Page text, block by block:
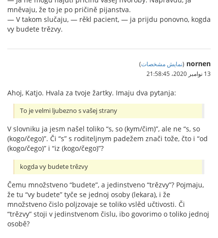
mněvaju, že to je po pričině pijanstva.
— V takom slučaju, — rěkl pacient, — ja prijdu ponovno, kogda
vy budete trězvy.
nornen
(نمایش مشخصات)
13 نوامبر 2020،‏ 21:58:45
Ahoj, Katjo. Hvala za tvoje žartky. Imaju dva pytanja:
To je velmi ljubezno s vašej strany
V slovniku ja jesm našel toliko “s, so (kym/čim)”, ale ne “s, so
(kogo/čego)”. Či “s” s roditeljnym padežem znači tože, čto i “od
(kogo/čego)” i “iz (kogo/čego)”?
kogda vy budete trězvy
Čemu množstveno “budete”, a jedinstveno “trězvy”? Pojmaju,
že tu “vy budete” tyče se jednoj osoby (lekara), i že
množstveno čislo poljzovaje se toliko vslěd učtivosti. Či
“trězvy” stoji v jedinstvenom čislu, ibo govorimo o toliko jednoj
osobě?